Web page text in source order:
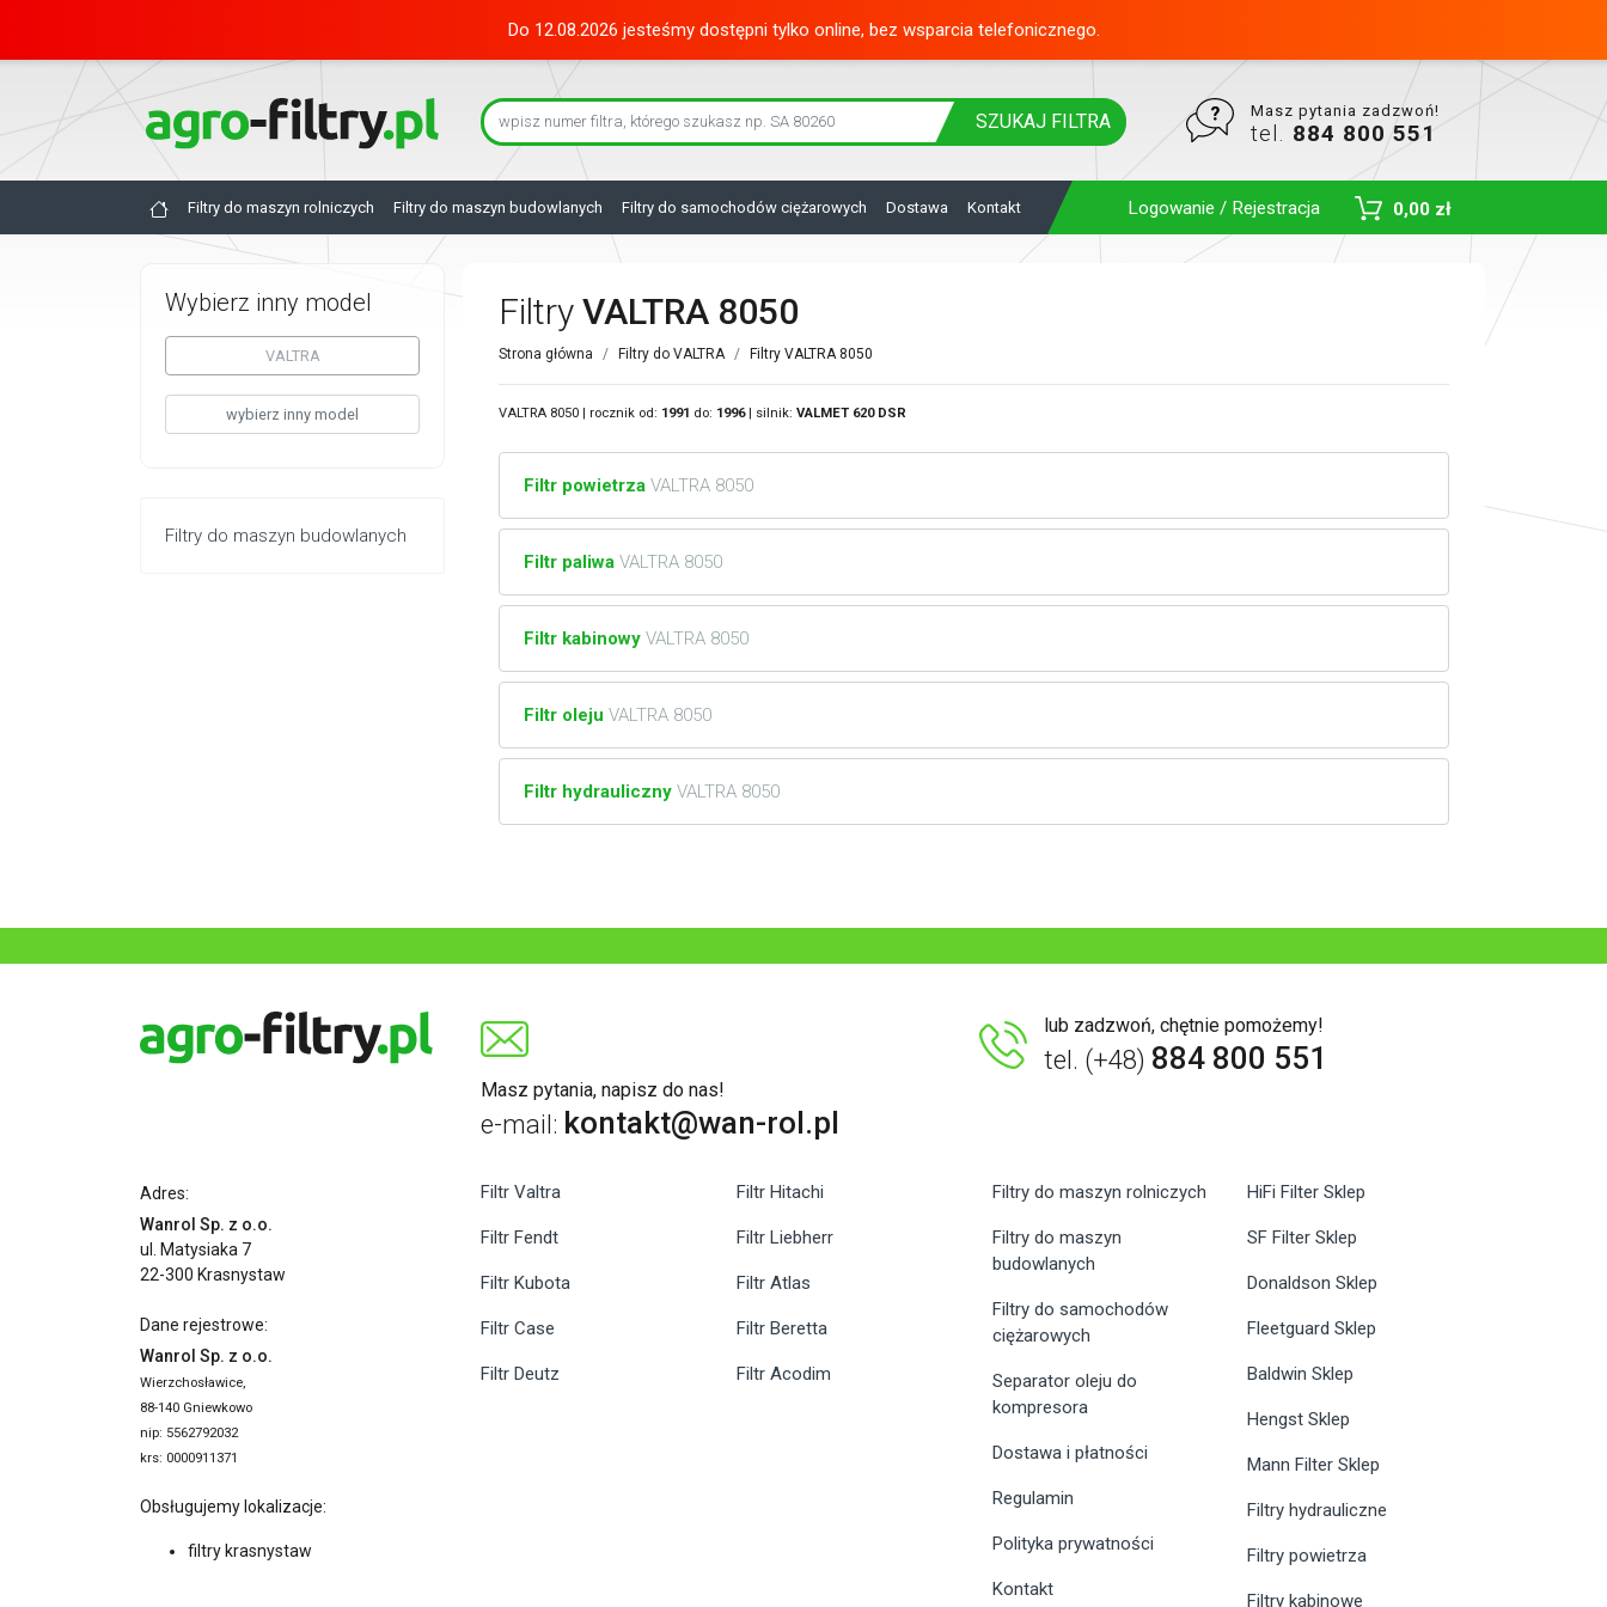
Do 12.08.2026 jesteśmy dostępni tylko online, bez wsparcia telefonicznego.
SZUKAJ FILTRA Masz pytania zadzwoń!
tel. 884 800 551
Filtry do maszyn rolniczych Filtry do maszyn budowlanych Filtry do samochodów ciężarowych Dostawa Kontakt Logowanie / Rejestracja 0,00 zł
Toggle Dropdown
Wybierz inny model
VALTRA
wybierz inny model
Filtry do maszyn budowlanych
Filtry VALTRA 8050
Strona główna Filtry do VALTRA Filtry VALTRA 8050
VALTRA 8050 | rocznik od: 1991 do: 1996| silnik: VALMET 620 DSR
Filtr powietrza VALTRA 8050
Filtr paliwa VALTRA 8050
Filtr kabinowy VALTRA 8050
Filtr oleju VALTRA 8050
Filtr hydrauliczny VALTRA 8050
Masz pytania, napisz do nas!
e-mail: kontakt@wan-rol.pl
lub zadzwoń, chętnie pomożemy!
tel. (+48) 884 800 551
Adres:
Wanrol Sp. z o.o.
ul. Matysiaka 7
22-300 Krasnystaw
Dane rejestrowe:
Wanrol Sp. z o.o.
Wierzchosławice,
88-140 Gniewkowo
nip: 5562792032
krs: 0000911371
Obsługujemy lokalizacje:
filtry krasnystaw
Filtr Valtra
Filtr Fendt
Filtr Kubota
Filtr Case
Filtr Deutz
Filtr Hitachi
Filtr Liebherr
Filtr Atlas
Filtr Beretta
Filtr Acodim
Filtry do maszyn rolniczych
Filtry do maszyn
budowlanych
Filtry do samochodów
ciężarowych
Separator oleju do
kompresora
Dostawa i płatności
Regulamin
Polityka prywatności
Kontakt
HiFi Filter Sklep
SF Filter Sklep
Donaldson Sklep
Fleetguard Sklep
Baldwin Sklep
Hengst Sklep
Mann Filter Sklep
Filtry hydrauliczne
Filtry powietrza
Filtry kabinowe